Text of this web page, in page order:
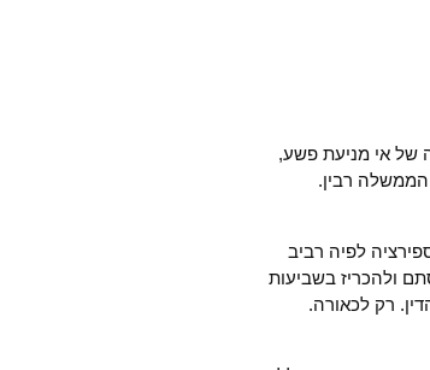
של אי מניעת פשע,
רבין.
לפיה רביב
ולהכריז בשביעות
רק לכאורה.